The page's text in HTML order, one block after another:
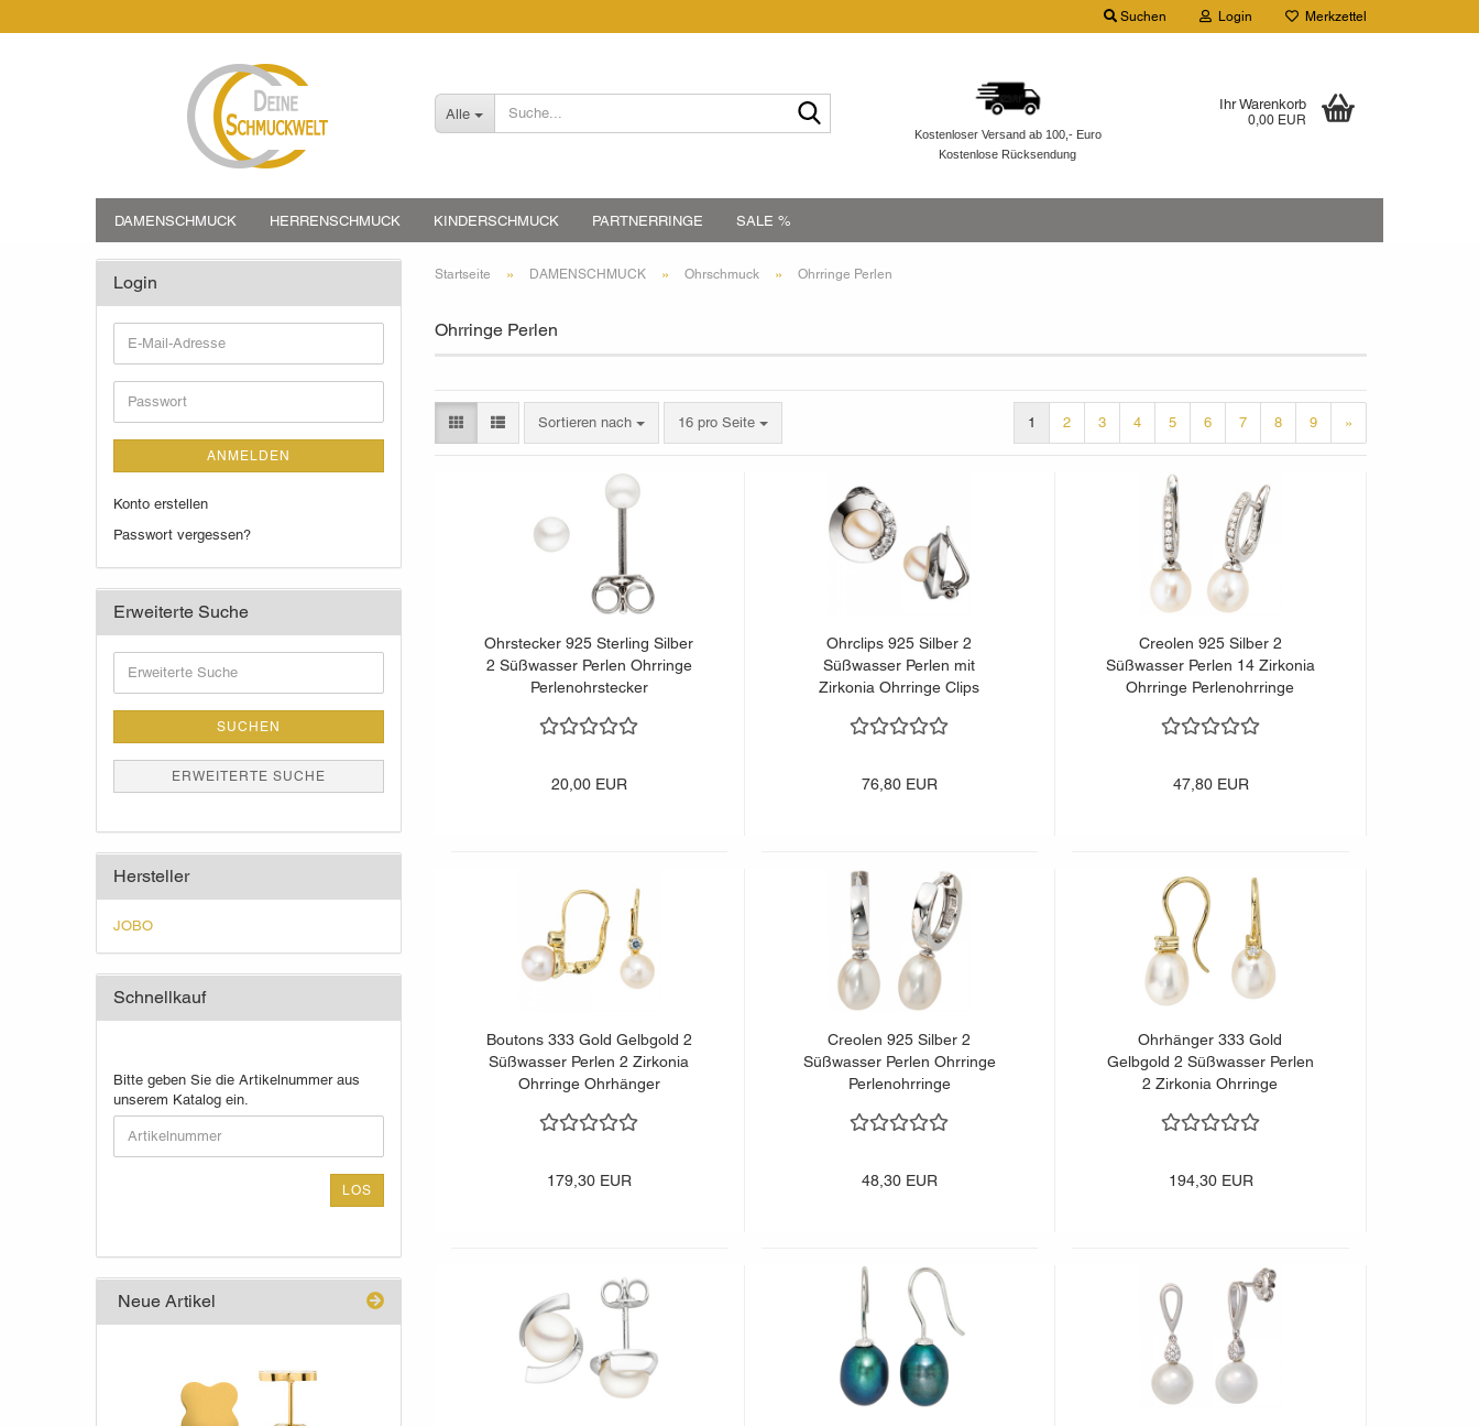
Suchen Login Merkzettel
Alle
Kostenloser Versand ab 100,- Euro
Kostenlose Rücksendung
Ihr Warenkorb
0,00 EUR
DAMENSCHMUCK HERRENSCHMUCK KINDERSCHMUCK PARTNERRINGE SALE %
Startseite » DAMENSCHMUCK » Ohrschmuck » Ohrringe Perlen
Ohrringe Perlen
Sortieren nach
Sortieren nach 16 pro Seite
pro Seite 1 2 3 4 5 6 7 8 9 »
Ohrstecker 925 Sterling Silber
2 Süßwasser Perlen Ohrringe
Perlenohrstecker
20,00 EUR
Ohrclips 925 Silber 2
Süßwasser Perlen mit
Zirkonia Ohrringe Clips
76,80 EUR
Creolen 925 Silber 2
Süßwasser Perlen 14 Zirkonia
Ohrringe Perlenohrringe
47,80 EUR
Boutons 333 Gold Gelbgold 2
Süßwasser Perlen 2 Zirkonia
Ohrringe Ohrhänger
179,30 EUR
Creolen 925 Silber 2
Süßwasser Perlen Ohrringe
Perlenohrringe
48,30 EUR
Ohrhänger 333 Gold
Gelbgold 2 Süßwasser Perlen
2 Zirkonia Ohrringe
194,30 EUR
Login
E-
Mail-
Adresse
Passwort
ANMELDEN
Konto erstellen
Passwort vergessen?
Erweiterte Suche
Suche
SUCHEN
ERWEITERTE SUCHE
Hersteller
JOBO
Schnellkauf
BITTE
GEBEN
SIE
DIE
ARTIKELNUMMER
Bitte geben Sie die Artikelnummer aus
unserem Katalog ein.
LOS
Neue Artikel